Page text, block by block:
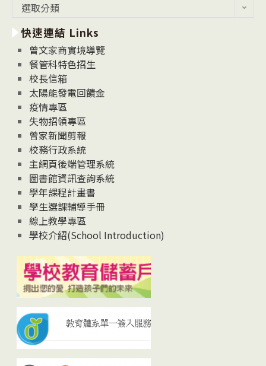
消
息
News
選取分類
快速連結 Links
曾文家商實境導覽
餐管科特色招生
校長信箱
太陽能發電回饋金
疫情專區
失物招領專區
曾家新聞剪報
校務行政系統
主網頁後端管理系統
圖書館資訊查詢系統
學年課程計畫書
學生選課輔導手冊
線上教學專區
學校介紹(School Introduction)